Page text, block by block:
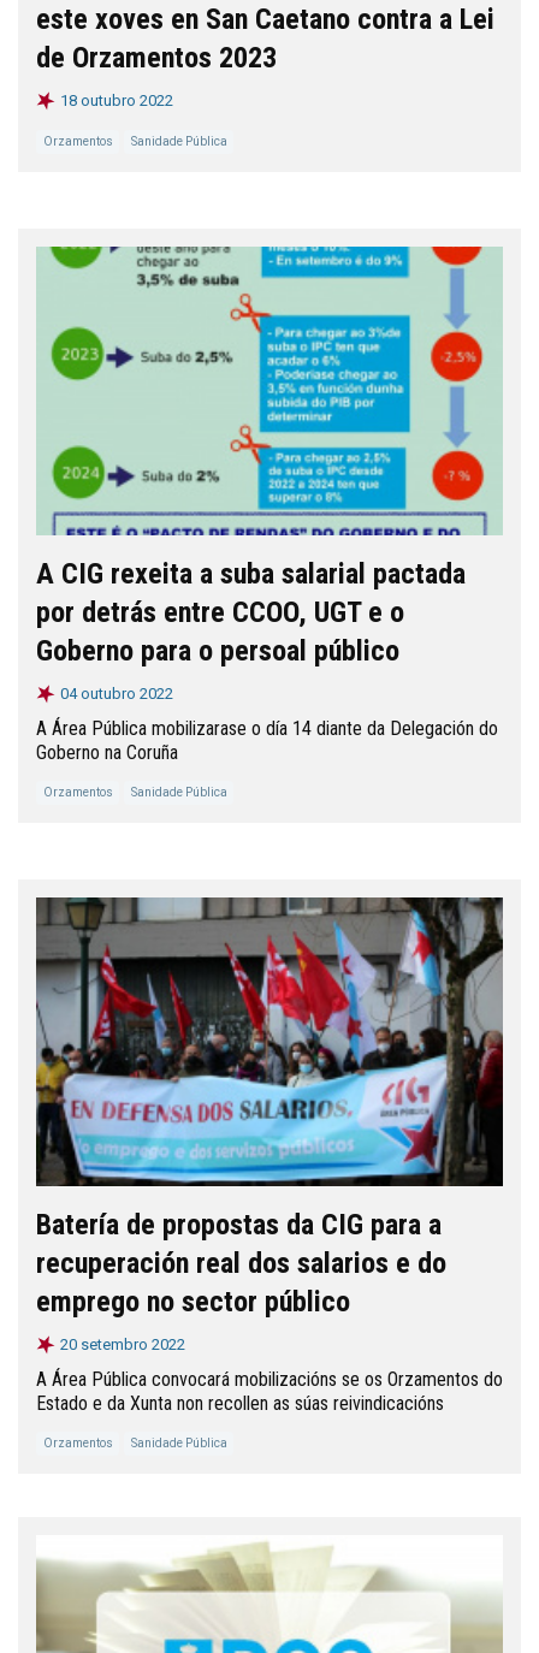
este xoves en San Caetano contra a Lei
de Orzamentos 2023
18 outubro 2022
Orzamentos Sanidade Pública
A CIG rexeita a suba salarial pactada
por detrás entre CCOO, UGT e o
Goberno para o persoal público
04 outubro 2022
A Área Pública mobilizarase o día 14 diante da Delegación do
Goberno na Coruña
Orzamentos Sanidade Pública
Batería de propostas da CIG para a
recuperación real dos salarios e do
emprego no sector público
20 setembro 2022
A Área Pública convocará mobilizacións se os Orzamentos do
Estado e da Xunta non recollen as súas reivindicacións
Orzamentos Sanidade Pública